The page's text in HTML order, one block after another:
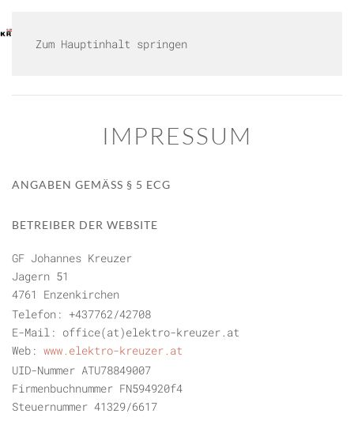
Zum Hauptinhalt springen
IMPRESSUM
ANGABEN GEMÄSS § 5 ECG
BETREIBER DER WEBSITE
GF Johannes Kreuzer
Jagern 51
4761 Enzenkirchen
Telefon: +437762/42708
E-Mail: office(at)elektro-kreuzer.at
Web: www.elektro-kreuzer.at
UID-Nummer ATU78849007
Firmenbuchnummer FN594920f4
Steuernummer 41329/6617